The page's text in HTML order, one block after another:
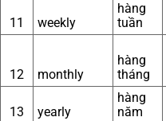
11 weekly
hàng
tuần
12 monthly
hàng
tháng
13 yearly
hàng
năm